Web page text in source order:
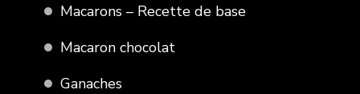
Macarons – Recette de base
Macaron chocolat
Ganaches